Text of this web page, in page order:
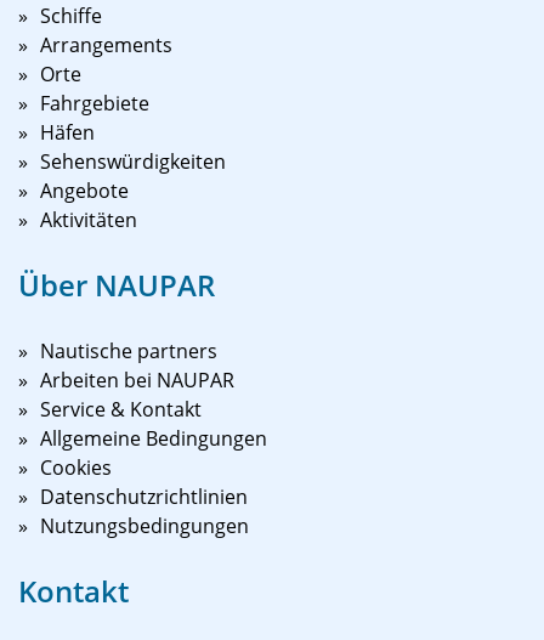
Schiffe
Arrangements
Orte
Fahrgebiete
Häfen
Sehenswürdigkeiten
Angebote
Aktivitäten
Über NAUPAR
Nautische partners
Arbeiten bei NAUPAR
Service & Kontakt
Allgemeine Bedingungen
Cookies
Datenschutzrichtlinien
Nutzungsbedingungen
Kontakt